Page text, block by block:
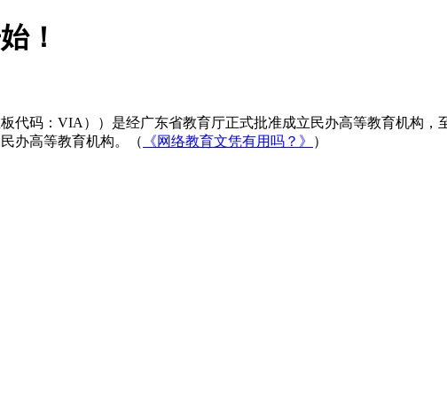
！
代码：VIA））是经广东省教育厅正式批准成立民办高等教育机构
办高等教育机构。（
《网络教育文凭有用吗？》
）